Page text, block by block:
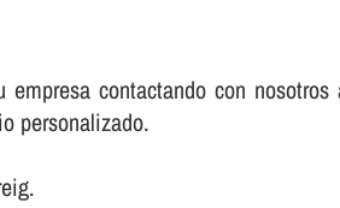
contactando con
personalizado.